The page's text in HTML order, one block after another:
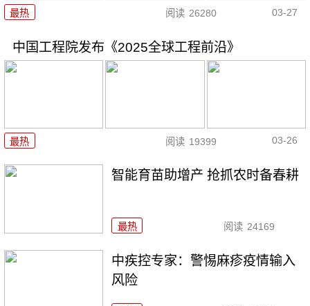
最热 阅读 26280 03-27
中国工程院发布《2025全球工程前沿》
最热 阅读 19399 03-26
智能育苗助增产 抢抓农时备春耕
最热 阅读 24169
中疾控专家：警惕麻疹疫情输入
风险